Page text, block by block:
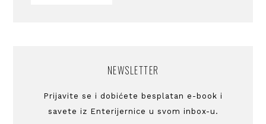
NEWSLETTER
Prijavite se i dobićete besplatan e-book i
savete iz Enterijernice u svom inbox-u.